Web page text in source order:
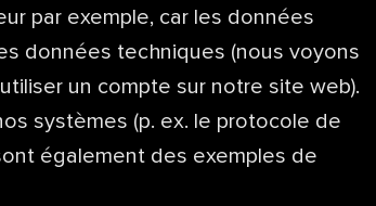
par exemple, car les données
données techniques (nous voyons
un compte sur notre site web).
systèmes (p. ex. le protocole de
également des exemples de